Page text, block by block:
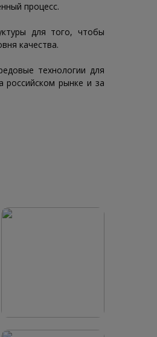
процесс.
для того, чтобы
качества.
технологии для
российском рынке и за